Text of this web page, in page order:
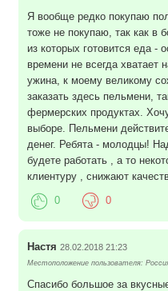
Я вообще редко покупаю
тоже не покупаю, так как в
из которых готовится еда -
времени не всегда хватает
ужина, к моему великому
заказать здесь пельмени,
фермерских продуктах.
выборе. Пельмени
денег. Ребята - молодцы!
будете работать , а то
клиентуру , снижают
0 0
Настя 28.02.2018 21:23
Местоположение пользователя:
Спасибо большое за